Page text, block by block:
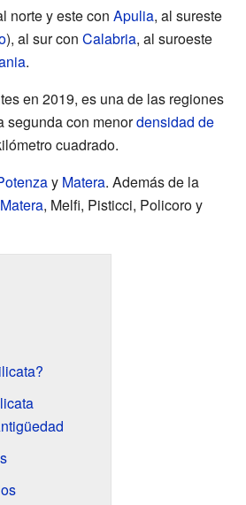
norte y este con Apulia, al sureste
), al sur con Calabria, al suroeste
.
en 2019, es una de las regiones
segunda con menordensidad de
cuadrado.
y Matera. Además de la
Matera, Melfi, Pisticci, Policoro y